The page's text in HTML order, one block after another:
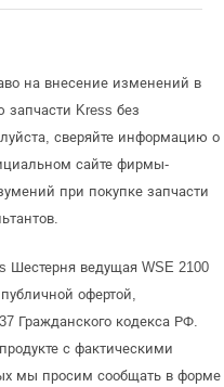
на внесение изменений в
Kress без
сверяйте информацию о
сайте фирмы-
при покупке запчасти
Шестерня ведущая WSE 2100
офертой,
Гражданского кодекса РФ.
с фактическими
мы просим сообщать в форме